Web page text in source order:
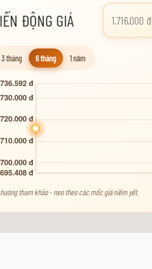
ĐỘNG GIÁ 1.716.000 đ
3 tháng 6 tháng 1 năm
hướng tham khảo - neo theo các mốc giá niêm yết.